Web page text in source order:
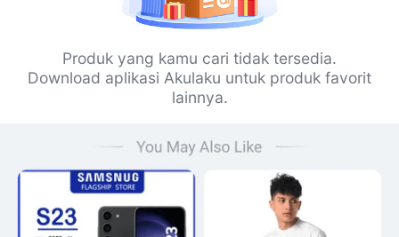
Produk yang kamu cari tidak tersedia.
Download aplikasi Akulaku untuk produk favorit
lainnya.